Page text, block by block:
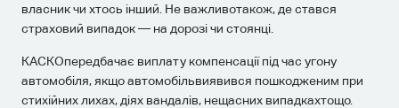
власник чи хтось інший. Не важливотакож, де стався
страховий випадок — на дорозі чи стоянці.
КАСКОпередбачає виплату компенсації під час угону
автомобіля, якщо автомобільвиявився пошкодженим при
стихійних лихах, діях вандалів, нещасних випадкахтощо.